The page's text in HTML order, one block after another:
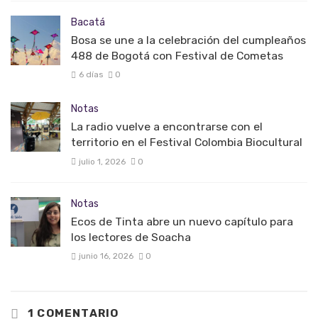
Bacatá
Bosa se une a la celebración del cumpleaños
488 de Bogotá con Festival de Cometas
6 días 0
Notas
La radio vuelve a encontrarse con el
territorio en el Festival Colombia Biocultural
julio 1, 2026 0
Notas
Ecos de Tinta abre un nuevo capítulo para
los lectores de Soacha
junio 16, 2026 0
1 COMENTARIO